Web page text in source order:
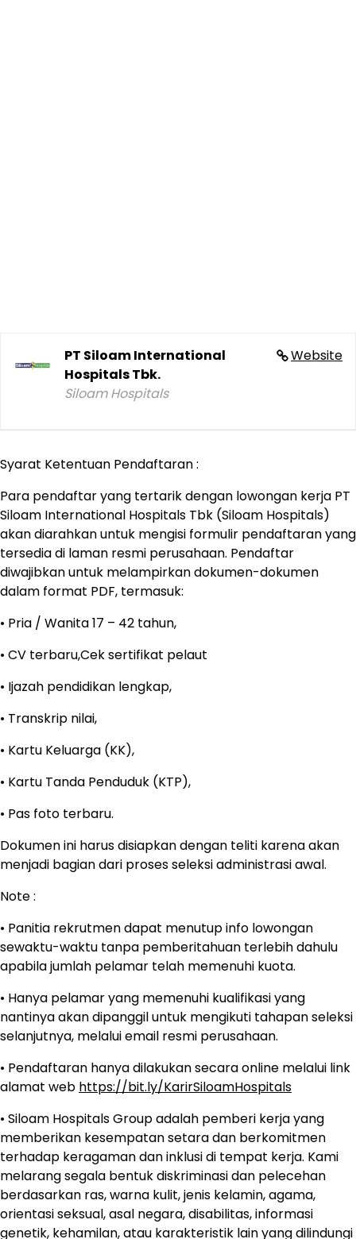
Website
PT Siloam International
Hospitals Tbk.
Siloam Hospitals
Syarat Ketentuan Pendaftaran :
Para pendaftar yang tertarik dengan lowongan kerja PT
Siloam International Hospitals Tbk (Siloam Hospitals)
akan diarahkan untuk mengisi formulir pendaftaran yang
tersedia di laman resmi perusahaan. Pendaftar
diwajibkan untuk melampirkan dokumen-dokumen
dalam format PDF, termasuk:
• Pria / Wanita 17 – 42 tahun,
• CV terbaru,Cek sertifikat pelaut
• Ijazah pendidikan lengkap,
• Transkrip nilai,
• Kartu Keluarga (KK),
• Kartu Tanda Penduduk (KTP),
• Pas foto terbaru.
Dokumen ini harus disiapkan dengan teliti karena akan
menjadi bagian dari proses seleksi administrasi awal.
Note :
• Panitia rekrutmen dapat menutup info lowongan
sewaktu-waktu tanpa pemberitahuan terlebih dahulu
apabila jumlah pelamar telah memenuhi kuota.
• Hanya pelamar yang memenuhi kualifikasi yang
nantinya akan dipanggil untuk mengikuti tahapan seleksi
selanjutnya, melalui email resmi perusahaan.
• Pendaftaran hanya dilakukan secara online melalui link
alamat web https://bit.ly/KarirSiloamHospitals
• Siloam Hospitals Group adalah pemberi kerja yang
memberikan kesempatan setara dan berkomitmen
terhadap keragaman dan inklusi di tempat kerja. Kami
melarang segala bentuk diskriminasi dan pelecehan
berdasarkan ras, warna kulit, jenis kelamin, agama,
orientasi seksual, asal negara, disabilitas, informasi
genetik, kehamilan, atau karakteristik lain yang dilindungi